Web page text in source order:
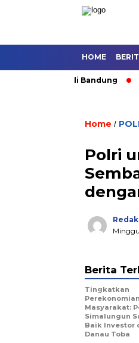
HOME
Umum di Bandung
Home /
Polri
Berita
Tingkatkan
Perekonomian
Masyarakat:
Simalungun
Baik Investor
Danau Toba